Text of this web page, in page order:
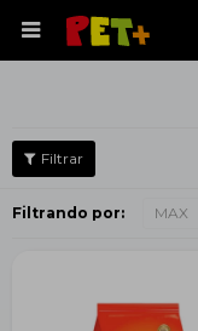

Filtrando por: MAX